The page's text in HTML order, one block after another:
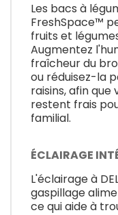
Les bacs à
FreshSpace™
fruits et
Augmentez
fraîcheur du
ou réduisez-la
raisins, afin
restent frais
familial.
ÉCLAIRAGE
L'éclairage à
gaspillage
ce qui aide à